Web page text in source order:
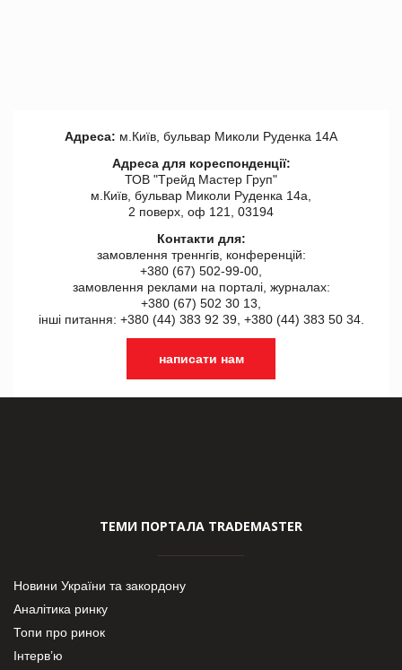
Адреса: м.Київ, бульвар Миколи Руденка 14А
Адреса для кореспонденції:
ТОВ "Tрейд Мастер Груп"
м.Київ, бульвар Миколи Руденка 14а,
2 поверх, оф 121, 03194
Контакти для:
замовлення треннгів, конференцій:
+380 (67) 502-99-00,
замовлення реклами на порталі, журналах:
+380 (67) 502 30 13,
інші питання: +380 (44) 383 92 39, +380 (44) 383 50 34.
написати нам
ТЕМИ ПОРТАЛА TRADEMASTER
Новини України та закордону
Аналітика ринку
Топи про ринок
Інтерв’ю